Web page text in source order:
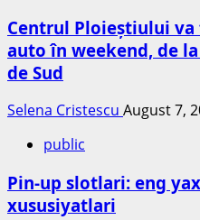
Centrul Ploieștiului
auto în weekend, de
de Sud
Selena Cristescu August 7,
public
Pin-up slotlari: eng
xususiyatlari